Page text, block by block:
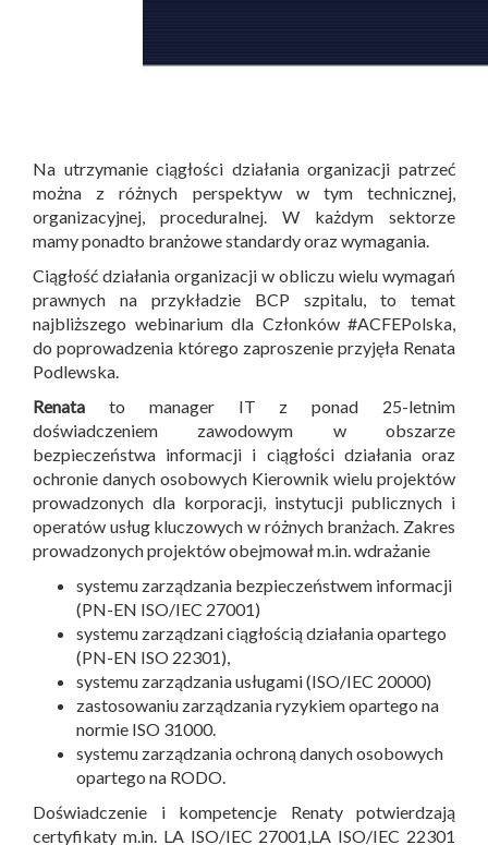
Na utrzymanie ciągłości działania organizacji patrzeć
można z różnych perspektyw w tym technicznej,
organizacyjnej, proceduralnej. W każdym sektorze
mamy ponadto branżowe standardy oraz wymagania.
Ciągłość działania organizacji w obliczu wielu wymagań
prawnych na przykładzie BCP szpitalu, to temat
najbliższego webinarium dla Członków #ACFEPolska,
do poprowadzenia którego zaproszenie przyjęła Renata
Podlewska.
Renata to manager IT z ponad 25-letnim
doświadczeniem zawodowym w obszarze
bezpieczeństwa informacji i ciągłości działania oraz
ochronie danych osobowych Kierownik wielu projektów
prowadzonych dla korporacji, instytucji publicznych i
operatów usług kluczowych w różnych branżach. Zakres
prowadzonych projektów obejmował m.in. wdrażanie
systemu zarządzania bezpieczeństwem informacji
(PN-EN ISO/IEC 27001)
systemu zarządzani ciągłością działania opartego
(PN-EN ISO 22301),
systemu zarządzania usługami (ISO/IEC 20000)
zastosowaniu zarządzania ryzykiem opartego na
normie ISO 31000.
systemu zarządzania ochroną danych osobowych
opartego na RODO.
Doświadczenie i kompetencje Renaty potwierdzają
certyfikaty m.in. LA ISO/IEC 27001,LA ISO/IEC 22301